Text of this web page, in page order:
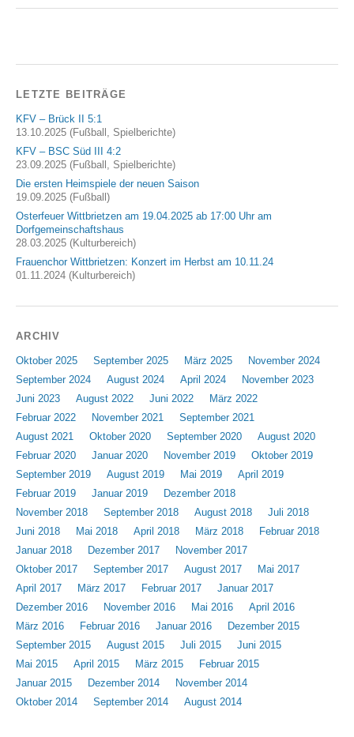
LETZTE BEITRÄGE
KFV – Brück II 5:1
13.10.2025 (Fußball, Spielberichte)
KFV – BSC Süd III 4:2
23.09.2025 (Fußball, Spielberichte)
Die ersten Heimspiele der neuen Saison
19.09.2025 (Fußball)
Osterfeuer Wittbrietzen am 19.04.2025 ab 17:00 Uhr am
Dorfgemeinschaftshaus
28.03.2025 (Kulturbereich)
Frauenchor Wittbrietzen: Konzert im Herbst am 10.11.24
01.11.2024 (Kulturbereich)
ARCHIV
Oktober 2025 September 2025 März 2025
November 2024
September 2024
August 2024 April 2024
November 2023
Juni 2023
August 2022 Juni 2022
März 2022
Februar 2022
November 2021
September 2021
August 2021
Oktober 2020 September 2020
August 2020
Februar 2020
Januar 2020 November 2019
Oktober 2019
September 2019
August 2019 Mai 2019
April 2019
Februar 2019
Januar 2019
Dezember 2018
November 2018
September 2018 August 2018
Juli 2018
Juni 2018
Mai 2018 April 2018 März 2018
Februar 2018
Januar 2018
Dezember 2017
November 2017
Oktober 2017
September 2017 August 2017
Mai 2017
April 2017
März 2017 Februar 2017
Januar 2017
Dezember 2016
November 2016 Mai 2016
April 2016
März 2016
Februar 2016 Januar 2016
Dezember 2015
September 2015
August 2015 Juli 2015
Juni 2015
Mai 2015
April 2015 März 2015
Februar 2015
Januar 2015
Dezember 2014
November 2014
Oktober 2014
September 2014 August 2014